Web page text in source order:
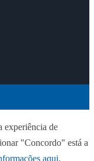
experiência de
"Concordo" está a
aqui.